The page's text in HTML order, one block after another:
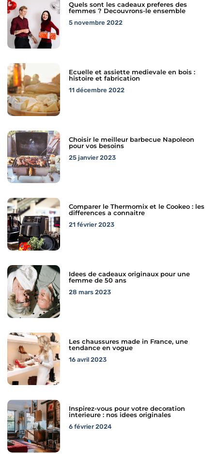
Quels sont les cadeaux preferes des
femmes ? Decouvrons-le ensemble
5 novembre 2022
Ecuelle et assiette medievale en bois :
histoire et fabrication
11 décembre 2022
Choisir le meilleur barbecue Napoleon
pour vos besoins
25 janvier 2023
Comparer le Thermomix et le Cookeo : les
differences a connaitre
21 février 2023
Idees de cadeaux originaux pour une
femme de 50 ans
28 mars 2023
Les chaussures made in France, une
tendance en vogue
16 avril 2023
Inspirez-vous pour votre decoration
interieure : nos idees originales
6 février 2024